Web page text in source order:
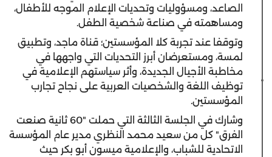
الصاعد، ومسؤوليات وتحديات الإعلام الموجه للأطفال،
ومساهمته في صناعة شخصية الطفل.
وتوقفا عند تجربة كلا المؤسستين؛ قناة ماجد، وتطبيق
لمسة، ومستعرضان أبرز التحديات التي واجهها في
مخاطبة الأجيال الجديدة، وأثر سياستهم الإعلامية في
توظيف اللغة والشخصيات العربية على نجاح تجارب
المؤسستين.
وشارك في الجلسة الثالثة التي حملت "60 ثانية صنعت
الفرق" كل من سعيد محمد النظري مدير عام المؤسسة
الاتحادية للشباب، والإعلامية ميسون أبو بكر حيث